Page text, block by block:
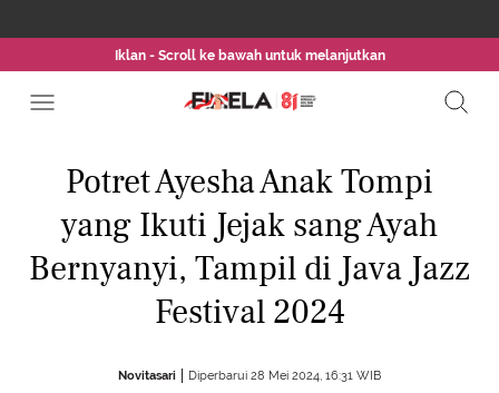
Iklan - Scroll ke bawah untuk melanjutkan
Potret Ayesha Anak Tompi
yang Ikuti Jejak sang Ayah
Bernyanyi, Tampil di Java Jazz
Festival 2024
Novitasari Diperbarui 28 Mei 2024, 16:31 WIB